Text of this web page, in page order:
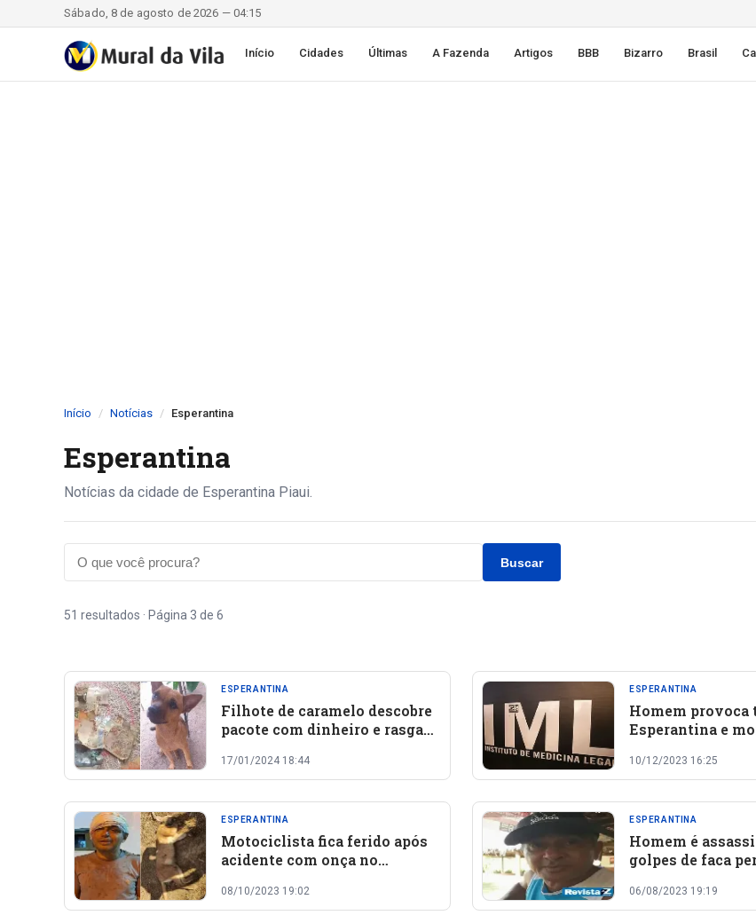
Sábado, 8 de agosto de 2026 — 04:15
Início Cidades Últimas A Fazenda Artigos BBB Bizarro Brasil
Início Notícias Esperantina
Esperantina
Notícias da cidade de Esperantina Piaui.
Buscar
51 resultados · Página 3 de 6
ESPERANTINA
Filhote de caramelo descobre
pacote com dinheiro e rasga
17/01/2024 18:44
ESPERANTINA
Homem provoca
Esperantina e
10/12/2023 16:25
ESPERANTINA
Motociclista fica ferido após
acidente com onça no
08/10/2023 19:02
ESPERANTINA
Homem é
golpes de faca
06/08/2023 19:19